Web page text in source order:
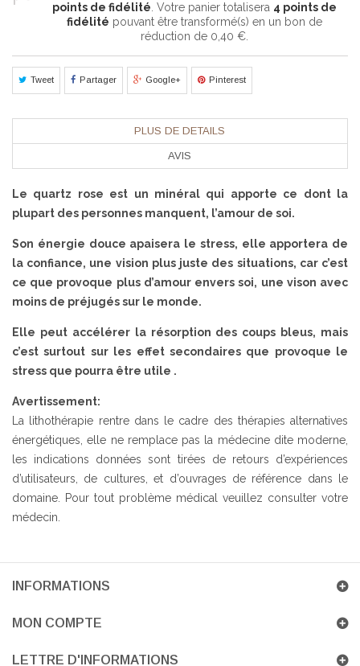
points de fidélité . Votre panier totalisera 4 points de
fidélité pouvant être transformé(s) en un bon de
réduction de 0,40 €.
Tweet Partager Google+ Pinterest
PLUS DE DETAILS
AVIS
Le quartz rose est un minéral qui apporte ce dont la
plupart des personnes manquent, l’amour de soi.
Son énergie douce apaisera le stress, elle apportera de
la confiance, une vision plus juste des situations, car c’est
ce que provoque plus d’amour envers soi, une vison avec
moins de préjugés sur le monde.
Elle peut accélérer la résorption des coups bleus, mais
c’est surtout sur les effet secondaires que provoque le
stress que pourra être utile .
Avertissement:
La lithothérapie rentre dans le cadre des thérapies alternatives
énergétiques, elle ne remplace pas la médecine dite moderne,
les indications données sont tirées de retours d’expériences
d’utilisateurs, de cultures, et d’ouvrages de référence dans le
domaine. Pour tout problème médical veuillez consulter votre
médecin.
INFORMATIONS
MON COMPTE
LETTRE D'INFORMATIONS